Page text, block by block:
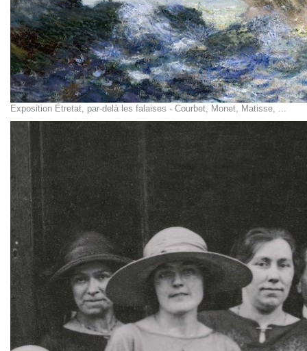
Exposition Étretat, par-delà les falaises - Courbet, Monet, Matisse, ...